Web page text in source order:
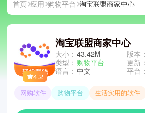
首页 应用 购物平台 淘宝联盟商家中心
4.2
淘宝联盟商家中心
大小： 43.42M
类型： 购物平台
语言： 中文
版本：
更新：
平台：
网购软件 购物平台 生活实用的软件